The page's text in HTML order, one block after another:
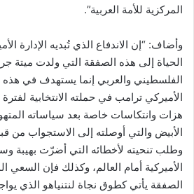
المركزية للأمة العربية”.
وأضاف: “إن الاندفاع الذي تُبديه الإدارة
الحياة إلى هذه الصفقة التي ولدت ميتة
الفلسطيني والعربي إنما يستهدف في
الأميركي ترامب في حملته الانتخابية لفترة
هزات وانتكاسات خاصة بعد سياساته
الأبيض والتي أوصلته إلى الاستجواب من
وطلب تنحيته لأخطائه التي أضرّت بهيبة
الأميركية أمام العالم، وكذلك فإن السعي
الصفقة يأتي كطوق نجاة لنتنياهو الذي